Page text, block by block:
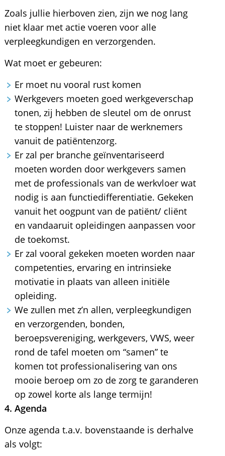
Zoals jullie hierboven zien, zijn we nog lang
niet klaar met actie voeren voor alle
verpleegkundigen en verzorgenden.
Wat moet er gebeuren:
Er moet nu vooral rust komen
Werkgevers moeten goed werkgeverschap
tonen, zij hebben de sleutel om de onrust
te stoppen! Luister naar de werknemers
vanuit de patiëntenzorg.
Er zal per branche geïnventariseerd
moeten worden door werkgevers samen
met de professionals van de werkvloer wat
nodig is aan functiedifferentiatie. Gekeken
vanuit het oogpunt van de patiënt/ cliënt
en vandaaruit opleidingen aanpassen voor
de toekomst.
Er zal vooral gekeken moeten worden naar
competenties, ervaring en intrinsieke
motivatie in plaats van alleen initiële
opleiding.
We zullen met z’n allen, verpleegkundigen
en verzorgenden, bonden,
beroepsvereniging, werkgevers, VWS, weer
rond de tafel moeten om “samen” te
komen tot professionalisering van ons
mooie beroep om zo de zorg te garanderen
op zowel korte als lange termijn!
4. Agenda
Onze agenda t.a.v. bovenstaande is derhalve
als volgt: